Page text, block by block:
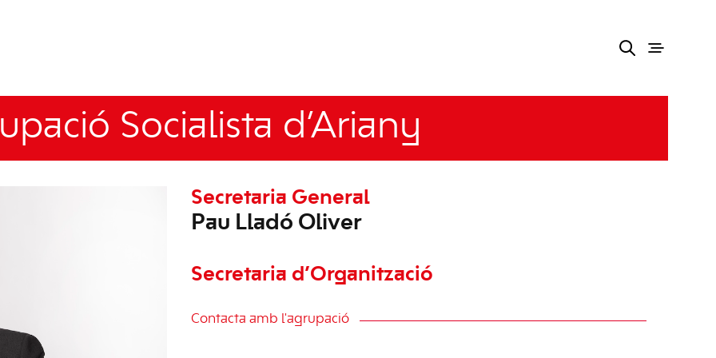
Socialista d’Ariany
Secretaria General
Pau Lladó Oliver
Secretaria d’Organització
Contacta amb l'agrupació